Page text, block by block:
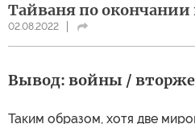
Тайваня по окончании
02.08.2022
Вывод: войны /
Таким образом, хотя две